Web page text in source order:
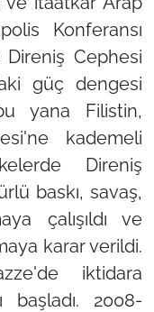
Konferansı
Cephesi
güç dengesi
yana Filistin,
kademeli
Direniş
baskı, savaş,
çalışıldı ve
karar verildi.
iktidara
başladı. 2008-